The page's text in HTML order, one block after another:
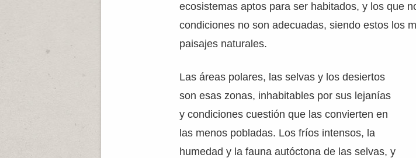
ecosistemas aptos para ser habitados, y los que
condiciones no son adecuadas, siendo estos los
paisajes naturales.
Las áreas polares, las selvas y los desiertos
son esas zonas, inhabitables por sus lejanías
y condiciones cuestión que las convierten en
las menos pobladas. Los fríos intensos, la
humedad y la fauna autóctona de las selvas, y